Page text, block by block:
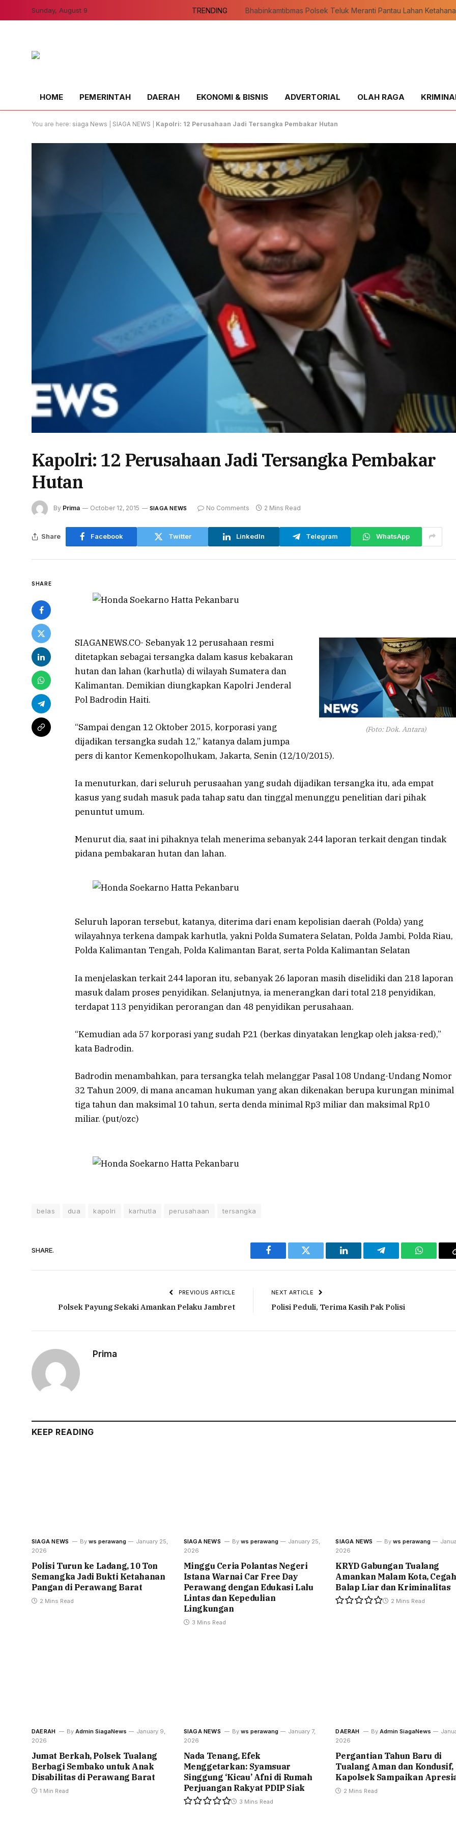
Sunday, August 9 TRENDING
HOME PEMERINTAH DAERAH EKONOMI & BISNIS ADVERTORIAL OLAH RAGA
You are here: siaga News SIAGA NEWS Kapolri: 12 Perusahaan Jadi Tersangka Pembakar Hutan
Kapolri: 12 Perusahaan Jadi Tersangka Pembakar
Hutan
By Prima October 12, 2015 SIAGA NEWS No Comments 2 Mins Read
Share Facebook Twitter LinkedIn Telegram WhatsApp
SHARE
(Foto: Dok. Antara)
SIAGANEWS.CO- Sebanyak 12 perusahaan resmi
ditetapkan sebagai tersangka dalam kasus kebakaran
hutan dan lahan (karhutla) di wilayah Sumatera dan
Kalimantan. Demikian diungkapkan Kapolri Jenderal
Pol Badrodin Haiti.
“Sampai dengan 12 Oktober 2015, korporasi yang
dijadikan tersangka sudah 12,” katanya dalam jumpa
pers di kantor Kemenkopolhukam, Jakarta, Senin (12/10/2015).
Ia menuturkan, dari seluruh perusaahan yang sudah dijadikan tersangka itu, ada empat
kasus yang sudah masuk pada tahap satu dan tinggal menunggu penelitian dari pihak
penuntut umum.
Menurut dia, saat ini pihaknya telah menerima sebanyak 244 laporan terkait dengan tindak
pidana pembakaran hutan dan lahan.
Seluruh laporan tersebut, katanya, diterima dari enam kepolisian daerah (Polda) yang
wilayahnya terkena dampak karhutla, yakni Polda Sumatera Selatan, Polda Jambi, Polda Riau,
Polda Kalimantan Tengah, Polda Kalimantan Barat, serta Polda Kalimantan Selatan
Ia menjelaskan terkait 244 laporan itu, sebanyak 26 laporan masih diselidiki dan 218 laporan
masuk dalam proses penyidikan. Selanjutnya, ia menerangkan dari total 218 penyidikan,
terdapat 113 penyidikan perorangan dan 48 penyidikan perusahaan.
“Kemudian ada 57 korporasi yang sudah P21 (berkas dinyatakan lengkap oleh jaksa-red),”
kata Badrodin.
Badrodin menambahkan, para tersangka telah melanggar Pasal 108 Undang-Undang Nomor
32 Tahun 2009, di mana ancaman hukuman yang akan dikenakan berupa kurungan minimal
tiga tahun dan maksimal 10 tahun, serta denda minimal Rp3 miliar dan maksimal Rp10
miliar. (put/ozc)
belas dua kapolri karhutla perusahaan tersangka
SHARE.
Facebook Twitter LinkedIn Telegram
PREVIOUS ARTICLE
Polsek Payung Sekaki Amankan Pelaku Jambret
NEXT ARTICLE
Polisi Peduli, Terima Kasih Pak Polisi
Prima
KEEP READING
SIAGA NEWS By ws perawang
January 25,
2026
Polisi Turun ke Ladang, 10 Ton
Semangka Jadi Bukti Ketahanan
Pangan di Perawang Barat
2 Mins Read
SIAGA NEWS By ws perawang
January 25,
2026
Minggu Ceria Polantas Negeri
Istana Warnai Car Free Day
Perawang dengan Edukasi Lalu
Lintas dan Kepedulian
Lingkungan
3 Mins Read
SIAGA NEWS By ws perawang
2026
KRYD Gabungan Tualang
Amankan Malam Kota, Cegah
Balap Liar dan Kriminalitas
2 Mins Read
DAERAH By Admin SiagaNews
January 9,
2026
Jumat Berkah, Polsek Tualang
Berbagi Sembako untuk Anak
Disabilitas di Perawang Barat
1 Min Read
SIAGA NEWS By ws perawang
January 7,
2026
Nada Tenang, Efek
Menggetarkan: Syamsuar
Singgung ‘Kicau’ Afni di Rumah
Perjuangan Rakyat PDIP Siak
3 Mins Read
DAERAH By Admin SiagaNews
2026
Pergantian Tahun Baru di
Tualang Aman dan Kondusif,
Kapolsek Sampaikan
2 Mins Read